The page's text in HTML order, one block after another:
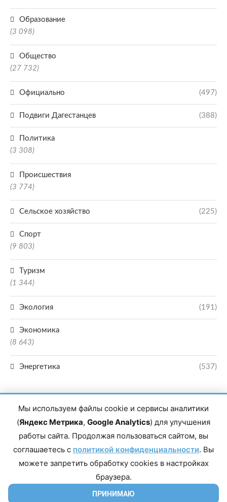
Образование
(3 098)
Общество
(27 732)
Официально (497)
Подвиги Дагестанцев (388)
Политика
(3 308)
Происшествия
(3 774)
Сельское хозяйство (225)
Спорт
(9 803)
Туризм
(1 344)
Экология (191)
Экономика
(8 643)
Энергетика (537)
Главный редактор сетевого издания Магомаев Тимур Нухович. Контакты
редакции: 8(988)-292-94-34 Почта: vestiskfo@gmail.com По вопросам
Дагестан, г. Махачкала, пр-т Насрутдинова, д. 1а. Все права защищены.
Копирование и использование полных материалов запрещено, частичное
цитирование возможно только при условии гиперссылки на сайт mirmol.ru.
Мы используем файлы cookie и сервисы аналитики
(Яндекс Метрика, Google Analytics) для улучшения
работы сайта. Продолжая пользоваться сайтом, вы
соглашаетесь с политикой конфиденциальности. Вы
можете запретить обработку cookies в настройках
браузера.
ПРИНИМАЮ